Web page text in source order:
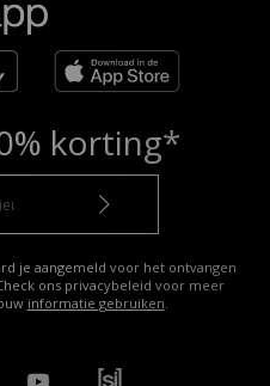
korting*
je aangemeld voor het ontvangen
ons privacybeleid voor meer
informatie gebruiken.